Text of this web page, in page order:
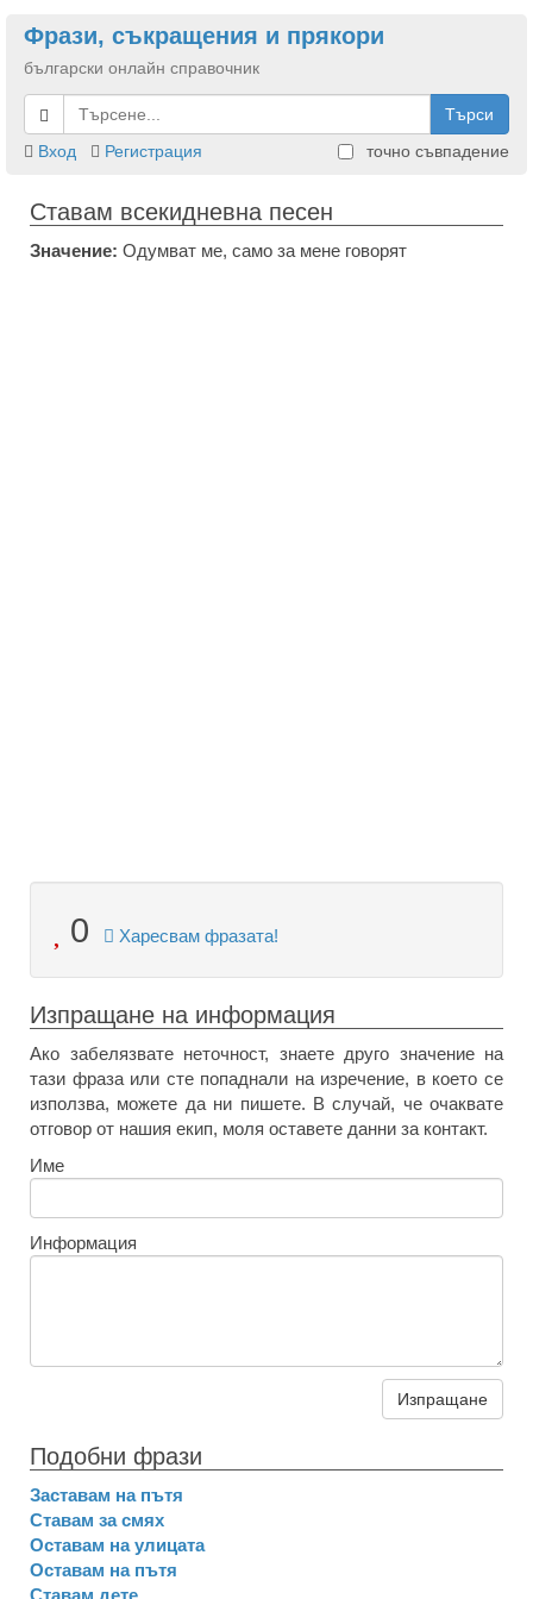
Фрази, съкращения и прякори
български онлайн справочник
Търси
Вход
Регистрация точно съвпадение
Ставам всекидневна песен
Значение: Одумват ме, само за мене говорят
0 Харесвам фразата!
Изпращане на информация
Ако забелязвате неточност, знаете друго значение на
тази фраза или сте попаднали на изречение, в което се
използва, можете да ни пишете. В случай, че очаквате
отговор от нашия екип, моля оставете данни за контакт.
Име
Информация
Изпращане
Подобни фрази
Заставам на пътя
Ставам за смях
Оставам на улицата
Оставам на пътя
Ставам дете